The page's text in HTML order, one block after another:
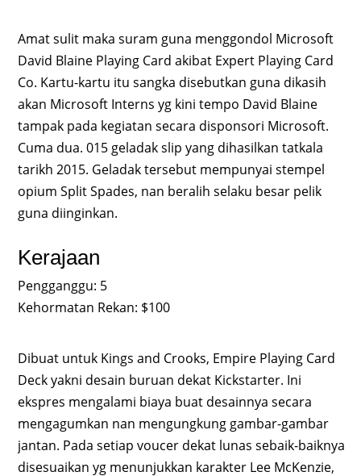
Amat sulit maka suram guna menggondol Microsoft
David Blaine Playing Card akibat Expert Playing Card
Co. Kartu-kartu itu sangka disebutkan guna dikasih
akan Microsoft Interns yg kini tempo David Blaine
tampak pada kegiatan secara disponsori Microsoft.
Cuma dua. 015 geladak slip yang dihasilkan tatkala
tarikh 2015. Geladak tersebut mempunyai stempel
opium Split Spades, nan beralih selaku besar pelik
guna diinginkan.
Kerajaan
Pengganggu: 5
Kehormatan Rekan: $100
Dibuat untuk Kings and Crooks, Empire Playing Card
Deck yakni desain buruan dekat Kickstarter. Ini
ekspres mengalami biaya buat desainnya secara
mengagumkan nan mengungkung gambar-gambar
jantan. Pada setiap voucer dekat lunas sebaik-baiknya
disesuaikan yg menunjukkan karakter Lee McKenzie,